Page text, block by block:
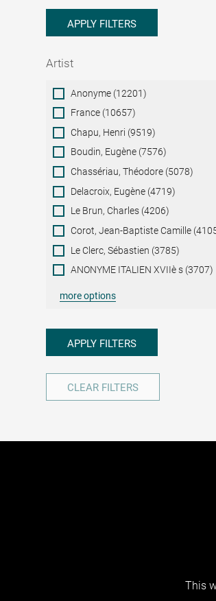
APPLY FILTERS
Artist
ArtistAnonyme (12201)
France (10657)
Chapu, Henri (9519)
Boudin, Eugène (7576)
Chassériau, Théodore (5078)
Delacroix, Eugène (4719)
Le Brun, Charles (4206)
Corot, Jean-Baptiste Camille
Le Clerc, Sébastien (3785)
ANONYME ITALIEN XVIIè s (3707)
more options
APPLY FILTERS
CLEAR FILTERS
This